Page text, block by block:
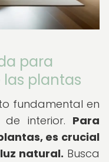
para
las plantas
fundamental en
interior. Para
es crucial
natural. Busca